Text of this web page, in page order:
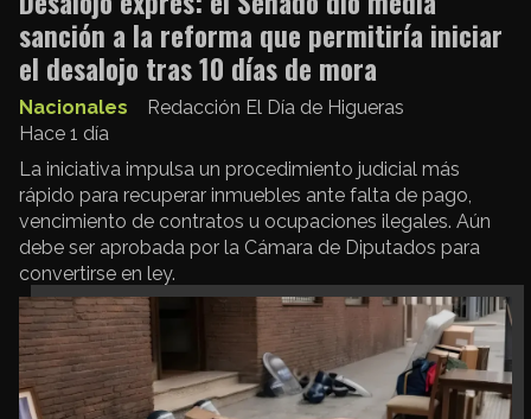
sanción a la reforma que permitiría iniciar
el desalojo tras 10 días de mora
Redacción El Día de Higueras
Nacionales
Hace 1 día
La iniciativa impulsa un procedimiento judicial más
rápido para recuperar inmuebles ante falta de pago,
vencimiento de contratos u ocupaciones ilegales. Aún
debe ser aprobada por la Cámara de Diputados para
convertirse en ley.